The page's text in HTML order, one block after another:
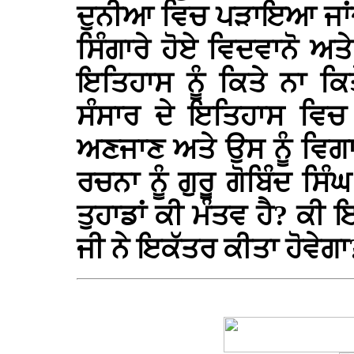
ਦੁਨੀਆ ਵਿਚ ਪੜਾਇਆ
ਸਿੰਗਾਰੇ ਹੋਏ ਵਿਦਵਾਨੋ
ਇਤਿਹਾਸ ਨੂੰ ਕਿਤੇ ਨਾ
ਸੰਸਾਰ ਦੇ ਇਤਿਹਾਸ
ਅਣਜਾਣ ਅਤੇ ਉਸ ਨੂੰ
ਰਚਨਾ ਨੂੰ ਗੁਰੂ ਗੋਬਿੰਦ
ਤੁਹਾਡਾਂ ਕੀ ਮੰਤਵ ਹੈ? ਕੀ
ਜੀ ਨੇ ਇਕੱਤਰ ਕੀਤਾ